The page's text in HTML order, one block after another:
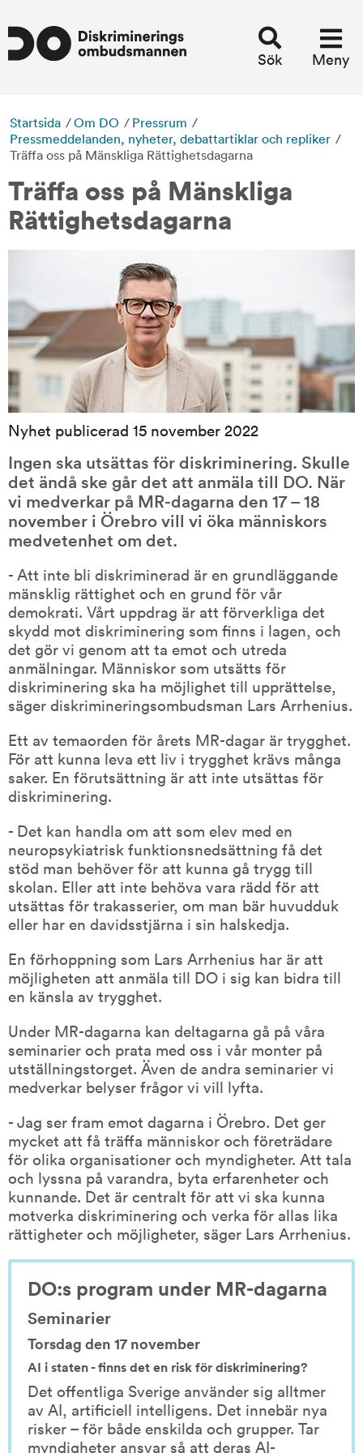
Sök Meny
Startsida /Om DO / Pressrum /
Pressmeddelanden, nyheter, debattartiklar och repliker /
Träffa oss på Mänskliga Rättighetsdagarna
Träffa oss på Mänskliga
Rättighetsdagarna
Nyhet publicerad 15 november 2022
Ingen ska utsättas för diskriminering. Skulle
det ändå ske går det att anmäla till DO. När
vi medverkar på MR-dagarna den 17 – 18
november i Örebro vill vi öka människors
medvetenhet om det.
- Att inte bli diskriminerad är en grundläggande
mänsklig rättighet och en grund för vår
demokrati. Vårt uppdrag är att förverkliga det
skydd mot diskriminering som finns i lagen, och
det gör vi genom att ta emot och utreda
anmälningar. Människor som utsätts för
diskriminering ska ha möjlighet till upprättelse,
säger diskrimineringsombudsman Lars Arrhenius.
Ett av temaorden för årets MR-dagar är trygghet.
För att kunna leva ett liv i trygghet krävs många
saker. En förutsättning är att inte utsättas för
diskriminering.
- Det kan handla om att som elev med en
neuropsykiatrisk funktionsnedsättning få det
stöd man behöver för att kunna gå trygg till
skolan. Eller att inte behöva vara rädd för att
utsättas för trakasserier, om man bär huvudduk
eller har en davidsstjärna i sin halskedja.
En förhoppning som Lars Arrhenius har är att
möjligheten att anmäla till DO i sig kan bidra till
en känsla av trygghet.
Under MR-dagarna kan deltagarna gå på våra
seminarier och prata med oss i vår monter på
utställningstorget. Även de andra seminarier vi
medverkar belyser frågor vi vill lyfta.
- Jag ser fram emot dagarna i Örebro. Det ger
mycket att få träffa människor och företrädare
för olika organisationer och myndigheter. Att tala
och lyssna på varandra, byta erfarenheter och
kunnande. Det är centralt för att vi ska kunna
motverka diskriminering och verka för allas lika
rättigheter och möjligheter, säger Lars Arrhenius.
DO:s program under MR-dagarna
Seminarier
Torsdag den 17 november
AI i staten - finns det en risk för diskriminering?
Det offentliga Sverige använder sig alltmer
av AI, artificiell intelligens. Det innebär nya
risker – för både enskilda och grupper. Tar
myndigheter ansvar så att deras AI-